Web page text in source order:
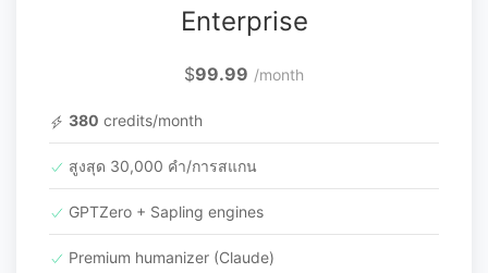
Enterprise
$99.99 /month
380 credits/month
สูงสุด 30,000 คำ/การสแกน
GPTZero + Sapling engines
Premium humanizer (Claude)